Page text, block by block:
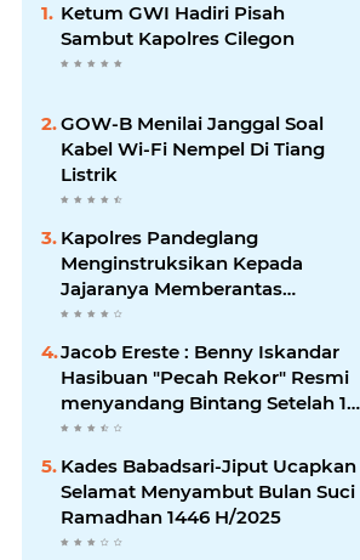
Ketum GWI Hadiri Pisah
Sambut Kapolres Cilegon
GOW-B Menilai Janggal Soal
Kabel Wi-Fi Nempel Di Tiang
Listrik
Kapolres Pandeglang
Menginstruksikan Kepada
Jajaranya Memberantas
Peredaran Miras
Jacob Ereste : Benny Iskandar
Hasibuan "Pecah Rekor" Resmi
menyandang Bintang Setelah 14
Tahun Ngejokrok Berpangjat
Kombes
Kades Babadsari-Jiput Ucapkan
Selamat Menyambut Bulan Suci
Ramadhan 1446 H/2025